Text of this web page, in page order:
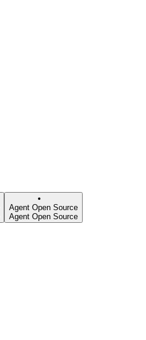
Agent Open Source
Agent Open Source